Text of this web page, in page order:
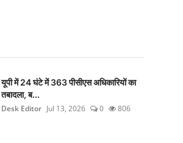
यूपी में 24 घंटे में 363 पीसीएस अधिकारियों का
तबादला, ब...
Desk Editor Jul 13, 2026 0 806